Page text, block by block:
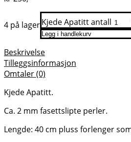
4 på lagerKjede Apatitt antall
Legg i handlekurv
Beskrivelse
Tilleggsinformasjon
Omtaler (0)
Kjede Apatitt.
Ca. 2 mm fasettslipte perler.
Lengde: 40 cm pluss forlenger